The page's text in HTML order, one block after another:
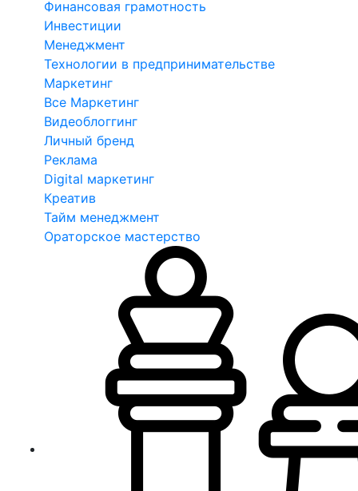
Финансовая грамотность
Инвестиции
Менеджмент
Технологии в предпринимательстве
Маркетинг
Все Маркетинг
Видеоблоггинг
Личный бренд
Реклама
Digital маркетинг
Креатив
Тайм менеджмент
Ораторское мастерство